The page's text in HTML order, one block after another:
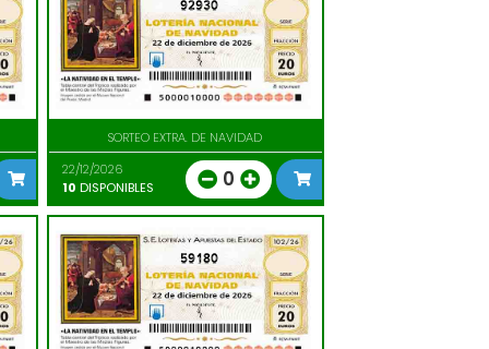
92930
SORTEO EXTRA. DE NAVIDAD
22/12/2026
10 DISPONIBLES 0
59180